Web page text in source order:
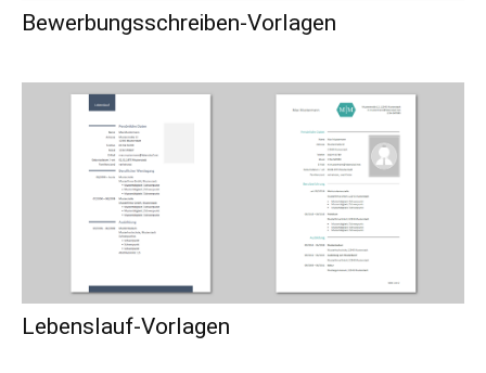
Bewerbungsschreiben-Vorlagen
Lebenslauf-Vorlagen